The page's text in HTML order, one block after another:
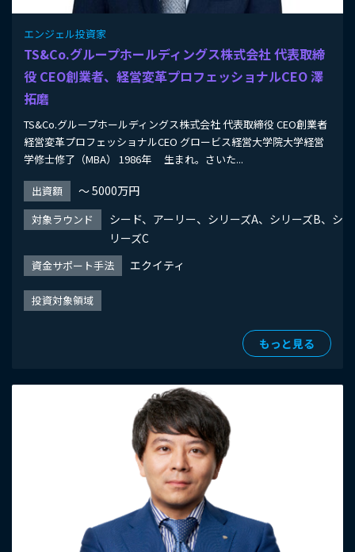
エンジェル投資家
TS&Co.グループホールディングス株式会社 代表取締
役 CEO創業者、経営変革プロフェッショナルCEO 澤
拓磨
TS&Co.グループホールディングス株式会社 代表取締役 CEO創業者
経営変革プロフェッショナルCEO グロービス経営大学院大学経営
学修士修了（MBA） 1986年 生まれ。さいた...
出資額 〜 5000万円
対象ラウンド
シード、アーリー、シリーズA、シリーズB、シ
リーズC
資金サポート手法 エクイティ
投資対象領域
もっと見る